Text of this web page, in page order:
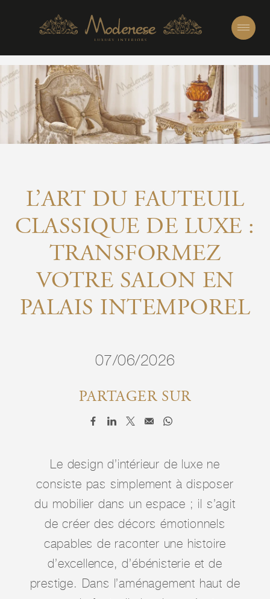
L’ART DU FAUTEUIL
CLASSIQUE DE LUXE :
TRANSFORMEZ
VOTRE SALON EN
PALAIS INTEMPOREL
07/06/2026
PARTAGER SUR
Le design d’intérieur de luxe ne
consiste pas simplement à disposer
du mobilier dans un espace ; il s’agit
de créer des décors émotionnels
capables de raconter une histoire
d’excellence, d’ébénisterie et de
prestige. Dans l’aménagement haut de